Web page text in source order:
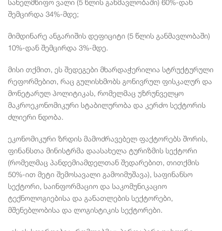
შემცირდა 34%-მდე;
მიმდინარე ანგარიშის დეფიციტი (5 წლის განმავლობაში)
10%-დან შემცირდა 3%-მდე.
მისი თქმით, ეს შედეგები მხარდაჭერილია სტრუქტურული
რეფორმებით, რაც გულისხმობს გონივრულ ფისკალურ და
მონეტარულ პოლიტიკას, რომელმაც უზრუნველყო
მაკროეკონომიკური სტაბილურობა და კერძო სექტორის
ძლიერი ნდობა.
ეკონომიკური ზრდის მამოძრავებელ ფაქტორებს შორის,
ფინანსთა მინისტრმა დაასახელა ტურიზმის სექტორი
(რომელმაც პანდემიამდელთან შედარებით, თითქმის
50%-ით მეტი შემოსავალი გამოიმუშავა), საფინანსო
სექტორი, საინფორმაციო და საკომუნიკაციო
ტექნოლოგიებისა და განათლების სექტორები,
მშენებლობისა და ლოგისტიკის სექტორები.